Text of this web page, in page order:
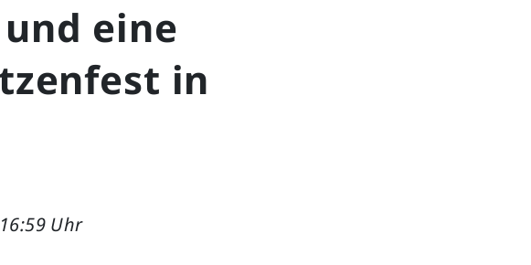
eine
in
Uhr